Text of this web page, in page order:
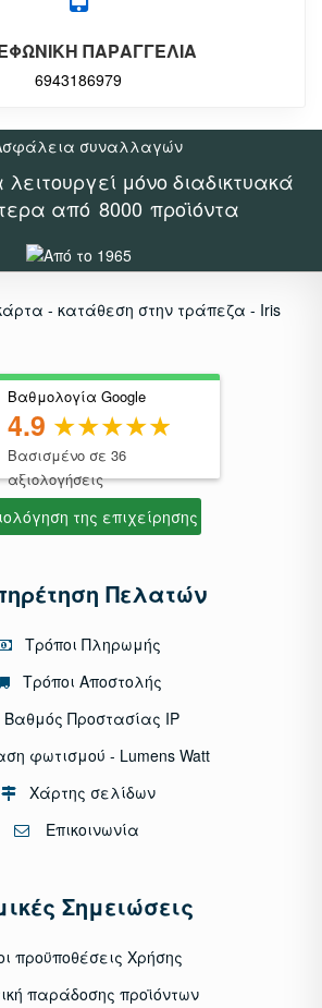
ΠΑΡΑΓΓΕΛΙΑ
6943186979
μόνο διαδικτυακά
από 8000 προϊόντα
Βαθμολογία Google
4.9
Βασισμένο σε 36
αξιολογήσεις
της επιχείρησης
Πελατών
Τρόποι Πληρωμής
Τρόποι Αποστολής
Βαθμός Προστασίας IP
φωτισμού - Lumens Watt
Χάρτης σελίδων
Επικοινωνία
Σημειώσεις
προϋποθέσεις Χρήσης
παράδοσης προϊόντων